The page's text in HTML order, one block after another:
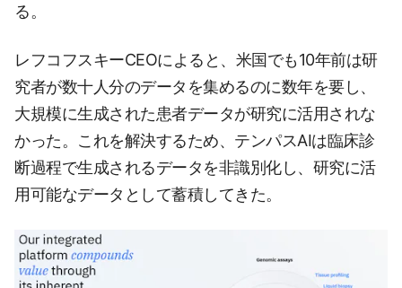
る。
レフコフスキーCEOによると、米国でも10年前は研
究者が数十人分のデータを集めるのに数年を要し、
大規模に生成された患者データが研究に活用されな
かった。これを解決するため、テンパスAIは臨床診
断過程で生成されるデータを非識別化し、研究に活
用可能なデータとして蓄積してきた。